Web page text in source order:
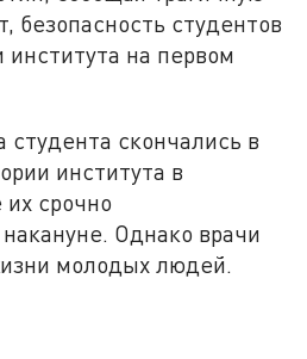
безопасность студентов
на первом
студента скончались в
института в
срочно
Однако врачи
молодых людей.